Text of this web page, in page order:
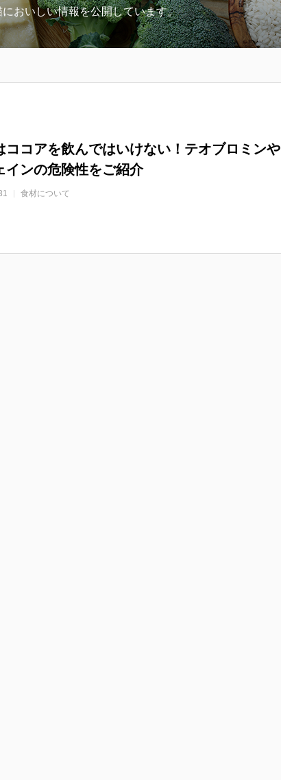
おいしい情報を公開しています。
ココアを飲んではいけない！テオブロミンや
インの危険性をご紹介
食材について